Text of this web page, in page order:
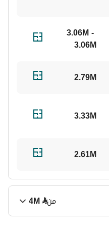
الحديثة
في الرياض
3.06M -
3.06M
2.79M
3.33M
2.61M
من⃁
4M